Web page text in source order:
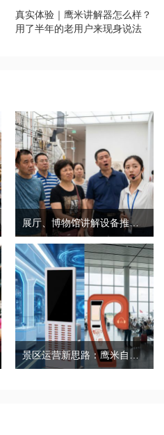
真实体验｜鹰米讲解器怎么样？
用了半年的老用户来现身说法
展厅、博物馆讲解设备推荐｜分区讲解系统，解决多团队接待核心痛点